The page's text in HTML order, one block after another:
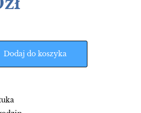
Dodaj do koszyka